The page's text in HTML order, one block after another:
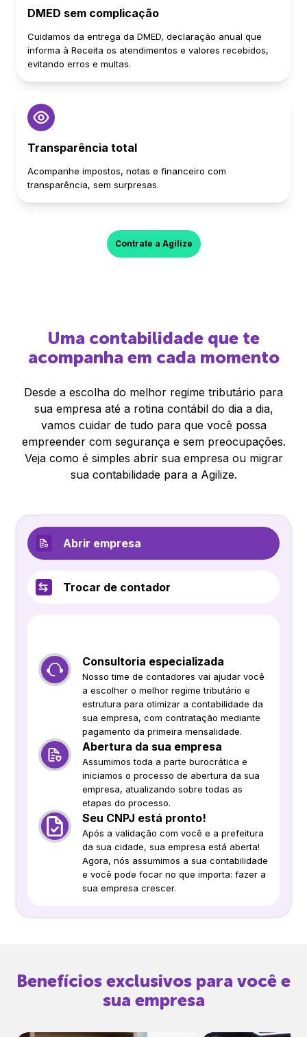
DMED sem complicação
Cuidamos da entrega da DMED, declaração anual que
informa à Receita os atendimentos e valores recebidos,
evitando erros e multas.
Transparência total
Acompanhe impostos, notas e financeiro com
transparência, sem surpresas.
Contrate a Agilize
Uma contabilidade que te
acompanha em cada momento
Desde a escolha do melhor regime tributário para
sua empresa até a rotina contábil do dia a dia,
vamos cuidar de tudo para que você possa
empreender com segurança e sem preocupações.
Veja como é simples abrir sua empresa ou migrar
sua contabilidade para a Agilize.
Abrir empresa
Trocar de contador
Consultoria especializada
Nosso time de contadores vai ajudar você
a escolher o melhor regime tributário e
estrutura para otimizar a contabilidade da
sua empresa, com contratação mediante
pagamento da primeira mensalidade.
Abertura da sua empresa
Assumimos toda a parte burocrática e
iniciamos o processo de abertura da sua
empresa, atualizando sobre todas as
etapas do processo.
Seu CNPJ está pronto!
Após a validação com você e a prefeitura
da sua cidade, sua empresa está aberta!
Agora, nós assumimos a sua contabilidade
e você pode focar no que importa: fazer a
sua empresa crescer.
Benefícios exclusivos para você e
sua empresa